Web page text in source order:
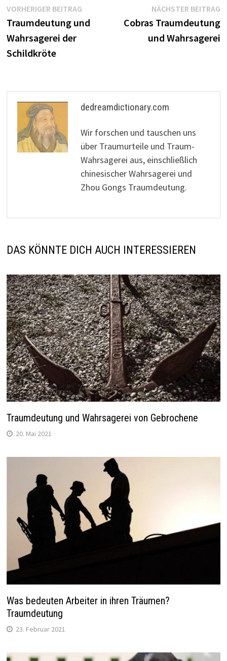
Beitragsnavigation
VORHERIGER BEITRAGVorheriger
Beitrag:
Traumdeutung und
Wahrsagerei der
Schildkröte
NÄCHSTER BEITRAG
Cobras Traumdeutung
und Wahrsagerei
dedreamdictionary.com
Wir forschen und tauschen uns
über Traumurteile und Traum-
Wahrsagerei aus, einschließlich
chinesischer Wahrsagerei und
Zhou Gongs Traumdeutung.
DAS KÖNNTE DICH AUCH INTERESSIEREN
Traumdeutung und Wahrsagerei von Gebrochene
20. Mai 2021
Was bedeuten Arbeiter in ihren Träumen?
Traumdeutung
23. Februar 2021